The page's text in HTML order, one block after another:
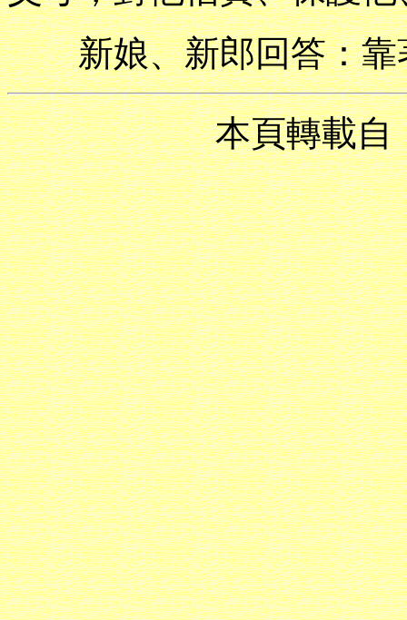
新娘、新郎回答：靠
本頁轉載自